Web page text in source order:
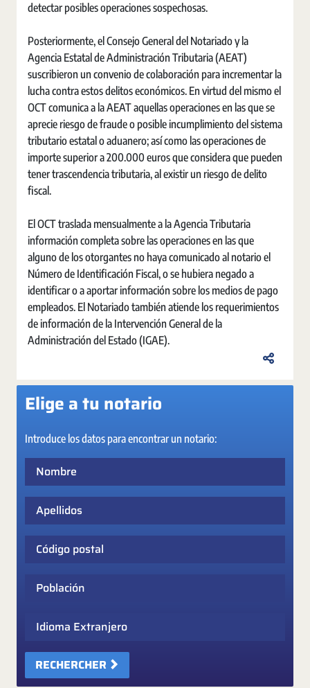
detectar posibles operaciones sospechosas.
Posteriormente, el Consejo General del Notariado y la
Agencia Estatal de Administración Tributaria (AEAT)
suscribieron un convenio de colaboración para incrementar la
lucha contra estos delitos económicos. En virtud del mismo el
OCT comunica a la AEAT aquellas operaciones en las que se
aprecie riesgo de fraude o posible incumplimiento del sistema
tributario estatal o aduanero; así como las operaciones de
importe superior a 200.000 euros que considera que pueden
tener trascendencia tributaria, al existir un riesgo de delito
fiscal.
El OCT traslada mensualmente a la Agencia Tributaria
información completa sobre las operaciones en las que
alguno de los otorgantes no haya comunicado al notario el
Número de Identificación Fiscal, o se hubiera negado a
identificar o a aportar información sobre los medios de pago
empleados. El Notariado también atiende los requerimientos
de información de la Intervención General de la
Administración del Estado (IGAE).
Elige a tu notario
Introduce los datos para encontrar un notario:
Apellidos
Código postal
Población
Idioma Extranjero
RECHERCHER